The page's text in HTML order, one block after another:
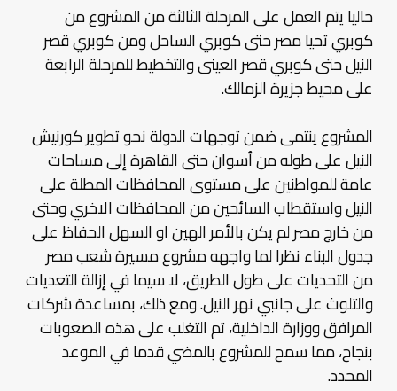
حاليا يتم العمل على المرحلة الثالثة من المشروع من
كوبري تحيا مصر حتى كوبري الساحل ومن كوبري قصر
النيل حتى كوبري قصر العينى والتخطيط للمرحلة الرابعة
على محيط جزيرة الزمالك.
المشروع ينتمى ضمن توجهات الدولة نحو تطوير كورنيش
النيل على طوله من أسوان حتى القاهرة إلى مساحات
عامة للمواطنين على مستوى المحافظات المطلة على
النيل واستقطاب السائحين من المحافظات الاخري وحتى
من خارج مصر لم يكن بالأمر الهين او السهل الحفاظ على
جدول البناء نظرا لما واجهه مشروع مسيرة شعب مصر
من التحديات على طول الطريق، لا سيما في إزالة التعديات
والتلوث على جانبي نهر النيل. ومع ذلك، بمساعدة شركات
المرافق ووزارة الداخلية، تم التغلب على هذه الصعوبات
بنجاح، مما سمح للمشروع بالمضي قدما في الموعد
المحدد.